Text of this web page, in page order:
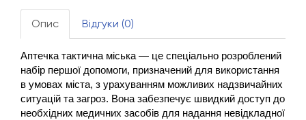
Опис Відгуки (0)
Аптечка тактична міська — це спеціально розроблений
набір першої допомоги, призначений для використання
в умовах міста, з урахуванням можливих надзвичайних
ситуацій та загроз. Вона забезпечує швидкий доступ до
необхідних медичних засобів для надання невідкладної